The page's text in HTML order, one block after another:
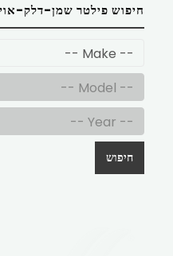
חיפוש פילטר שמן-דלק-
חיפוש